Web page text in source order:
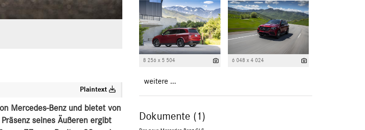
Plaintext
Mercedes-Benz und bietet von
seines Äußeren ergibt
8 256 x 5 504 6 048 x 4 024
weitere ...
Dokumente (1)